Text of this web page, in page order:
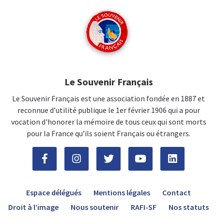
Le Souvenir Français
Le Souvenir Français est une association fondée en 1887 et
reconnue d’utilité publique le 1er février 1906 qui a pour
vocation d'honorer la mémoire de tous ceux qui sont morts
pour la France qu’ils soient Français ou étrangers.
Espace délégués Mentions légales
Contact
Droit à l’image
Nous soutenir RAFI-SF Nos statuts